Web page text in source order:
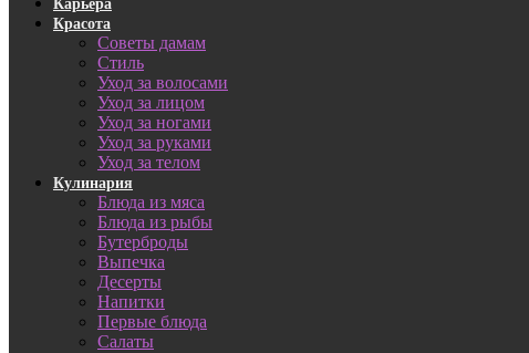
Карьера
Красота
Советы дамам
Стиль
Уход за волосами
Уход за лицом
Уход за ногами
Уход за руками
Уход за телом
Кулинария
Блюда из мяса
Блюда из рыбы
Бутерброды
Выпечка
Десерты
Напитки
Первые блюда
Салаты